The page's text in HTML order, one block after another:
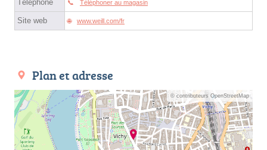
Téléphone Téléphoner au magasin
Site web www.weill.com/fr
Plan et adresse
© contributeurs OpenStreetMap